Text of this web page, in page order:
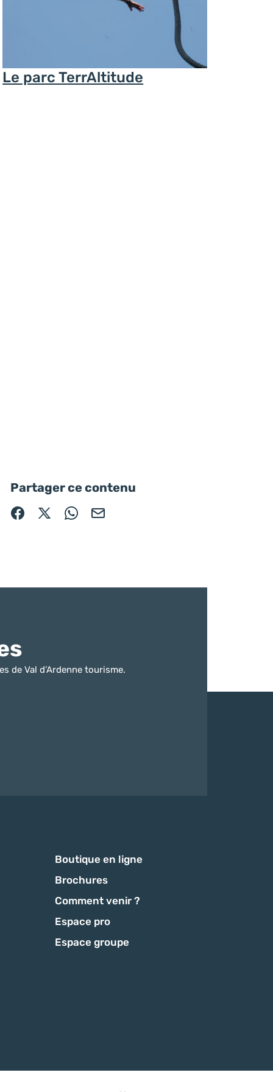
et traditions
Le parc TerrAltitude
Partager ce contenu
Partager sur Facebook (nouvelle fenêtre)
Partager sur X / Twitter (nouvelle fenêtre)
Partager sur WhatsApp
Partager par mail
de Val d’Ardenne tourisme.
Boutique en ligne
Brochures
Comment venir ?
Espace pro
Espace groupe